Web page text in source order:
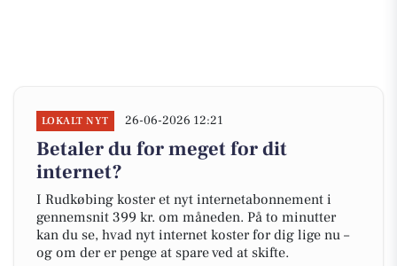
LOKALT NYT 26-06-2026 12:21
Betaler du for meget for dit
internet?
I Rudkøbing koster et nyt internetabonnement i
gennemsnit 399 kr. om måneden. På to minutter
kan du se, hvad nyt internet koster for dig lige nu –
og om der er penge at spare ved at skifte.